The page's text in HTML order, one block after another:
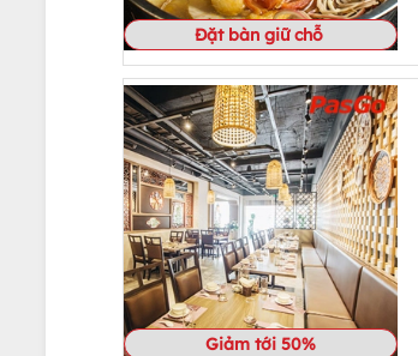
Đặt bàn giữ chỗ
Giảm tới 50%